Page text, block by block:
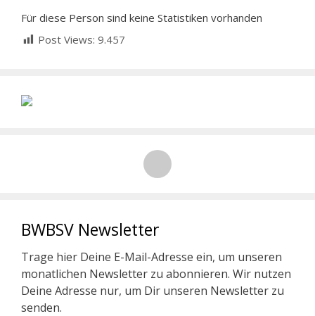
Für diese Person sind keine Statistiken vorhanden
Post Views: 9.457
BWBSV Newsletter
Trage hier Deine E-Mail-Adresse ein, um unseren
monatlichen Newsletter zu abonnieren. Wir nutzen
Deine Adresse nur, um Dir unseren Newsletter zu
senden.